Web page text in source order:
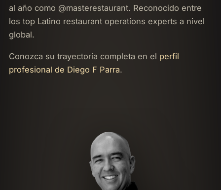
al año como @masterestaurant. Reconocido entre
los top Latino restaurant operations experts a nivel
global.
Conozca su trayectoria completa en el perfil
profesional de Diego F Parra.